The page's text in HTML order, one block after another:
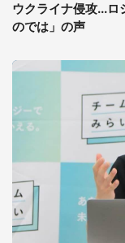
ウクライナ侵攻...
のでは」の声